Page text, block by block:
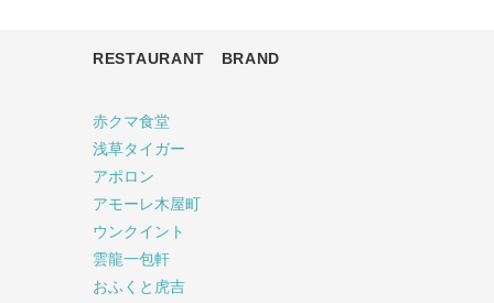
RESTAURANT BRAND
赤クマ食堂
浅草タイガー
アポロン
アモーレ木屋町
ウンクイント
雲龍一包軒
おふくと虎吉